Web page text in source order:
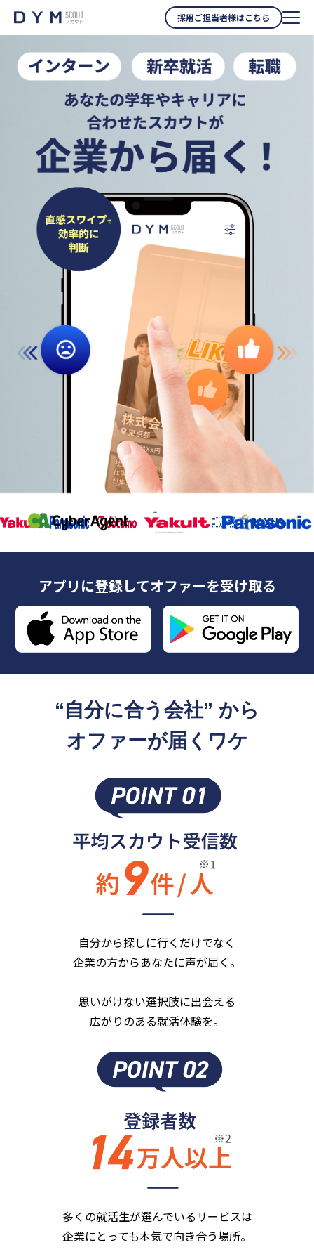
採用ご担当者様はこちら
アプリに登録してオファーを受け取る
“自分に合う会社” から
オファーが届くワケ
自分から探しに行くだけでなく
企業の方からあなたに声が届く。
思いがけない選択肢に出会える
広がりのある就活体験を。
多くの就活生が選んでいるサービスは
企業にとっても本気で向き合う場所。